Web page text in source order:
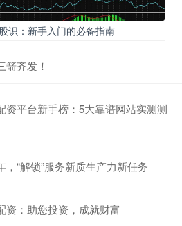
识：新手入门的必备指南
齐发！
资平台新手榜：5大靠谱网站实测测
“解锁”服务新质生产力新任务
资：助您投资，成就财富